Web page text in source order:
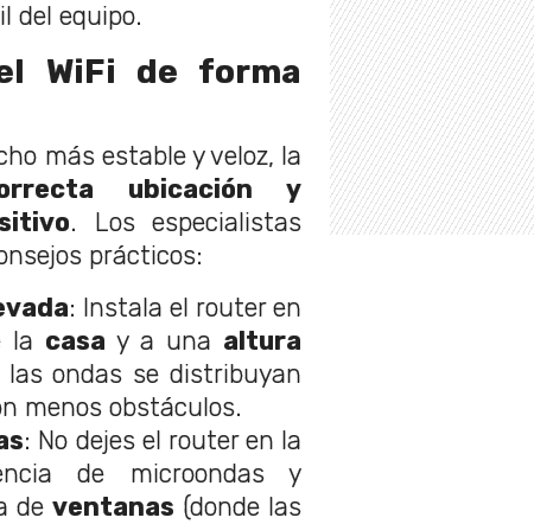
del equipo.
WiFi de forma
más estable y veloz, la
ubicación y
. Los especialistas
prácticos:
: Instala el router en
la casa y a una altura
las ondas se distribuyan
menos obstáculos.
: No dejes el router en la
de microondas y
de ventanas (donde las